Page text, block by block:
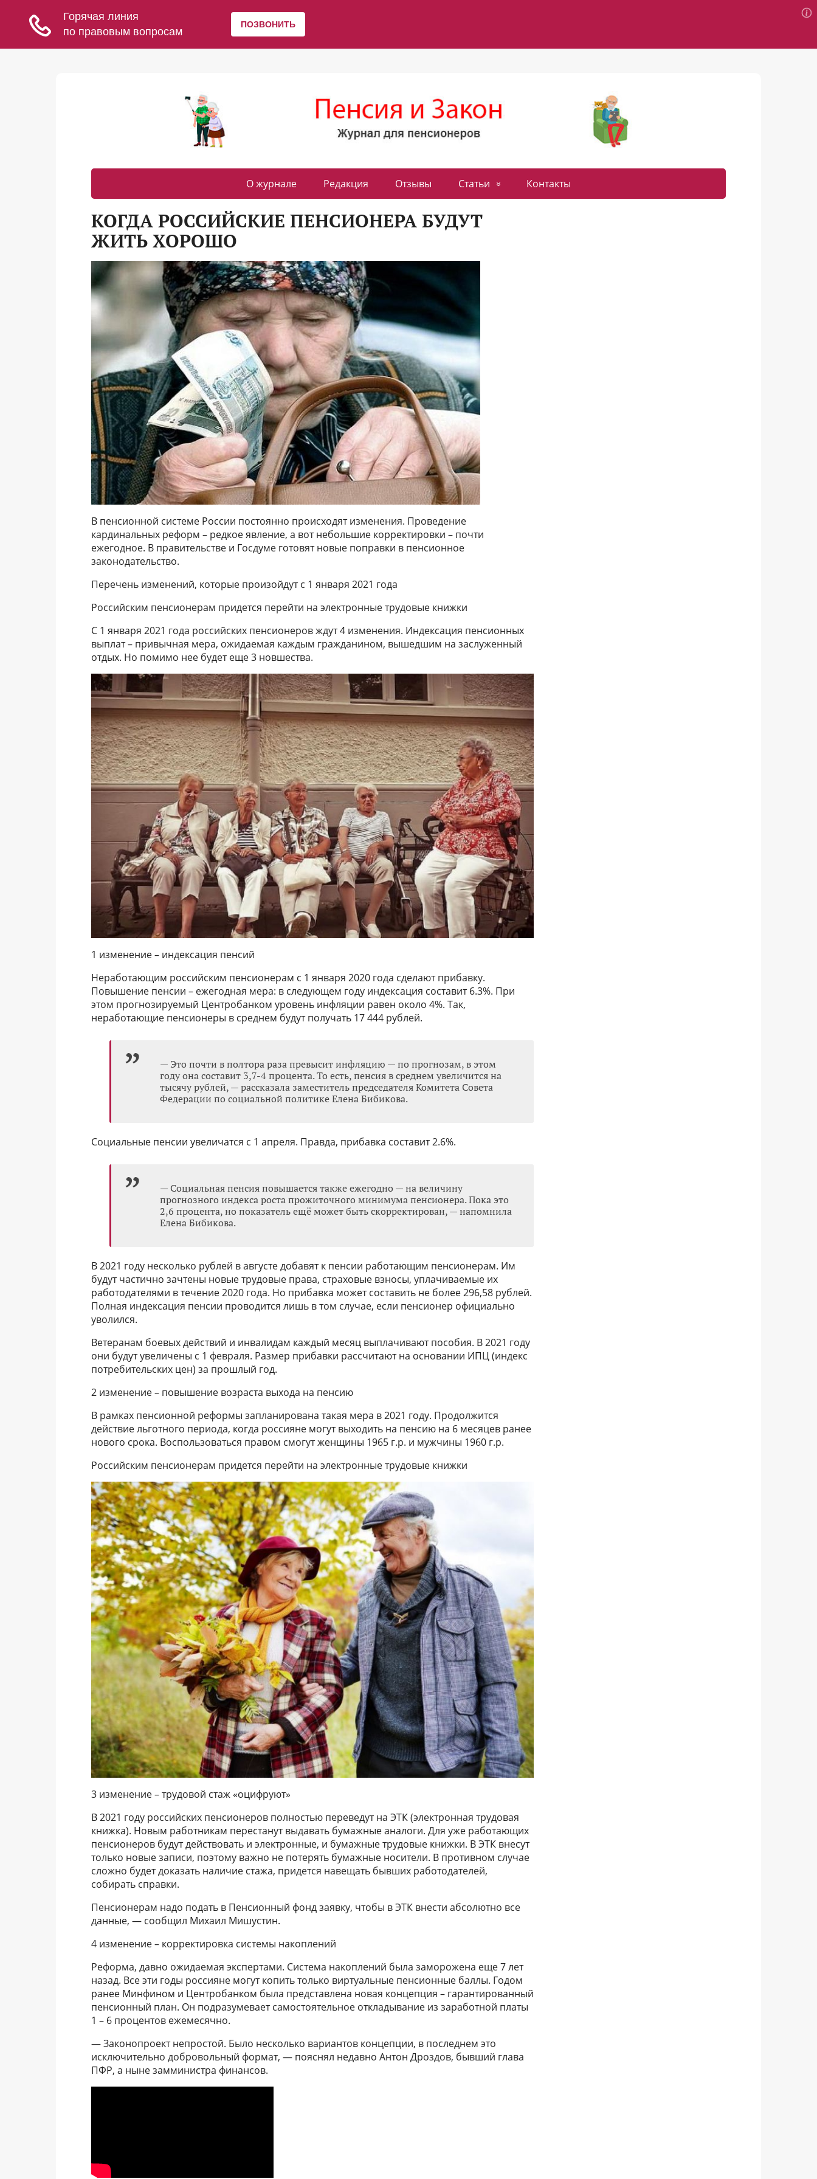
О журнале Редакция Отзывы Статьи Контакты
КОГДА РОССИЙСКИЕ ПЕНСИОНЕРА БУДУТ
ЖИТЬ ХОРОШО
В пенсионной системе России постоянно происходят изменения. Проведение
кардинальных реформ – редкое явление, а вот небольшие корректировки – почти
ежегодное. В правительстве и Госдуме готовят новые поправки в пенсионное
законодательство.
Перечень изменений, которые произойдут с 1 января 2021 года
Российским пенсионерам придется перейти на электронные трудовые книжки
С 1 января 2021 года российских пенсионеров ждут 4 изменения. Индексация пенсионных
выплат – привычная мера, ожидаемая каждым гражданином, вышедшим на заслуженный
отдых. Но помимо нее будет еще 3 новшества.
1 изменение – индексация пенсий
Неработающим российским пенсионерам с 1 января 2020 года сделают прибавку.
Повышение пенсии – ежегодная мера: в следующем году индексация составит 6.3%. При
этом прогнозируемый Центробанком уровень инфляции равен около 4%. Так,
неработающие пенсионеры в среднем будут получать 17 444 рублей.
— Это почти в полтора раза превысит инфляцию — по прогнозам, в этом
году она составит 3,7-4 процента. То есть, пенсия в среднем увеличится на
тысячу рублей, — рассказала заместитель председателя Комитета Совета
Федерации по социальной политике Елена Бибикова.
Социальные пенсии увеличатся с 1 апреля. Правда, прибавка составит 2.6%.
— Социальная пенсия повышается также ежегодно — на величину
прогнозного индекса роста прожиточного минимума пенсионера. Пока это
2,6 процента, но показатель ещё может быть скорректирован, — напомнила
Елена Бибикова.
В 2021 году несколько рублей в августе добавят к пенсии работающим пенсионерам. Им
будут частично зачтены новые трудовые права, страховые взносы, уплачиваемые их
работодателями в течение 2020 года. Но прибавка может составить не более 296,58 рублей.
Полная индексация пенсии проводится лишь в том случае, если пенсионер официально
уволился.
Ветеранам боевых действий и инвалидам каждый месяц выплачивают пособия. В 2021 году
они будут увеличены с 1 февраля. Размер прибавки рассчитают на основании ИПЦ (индекс
потребительских цен) за прошлый год.
2 изменение – повышение возраста выхода на пенсию
В рамках пенсионной реформы запланирована такая мера в 2021 году. Продолжится
действие льготного периода, когда россияне могут выходить на пенсию на 6 месяцев ранее
нового срока. Воспользоваться правом смогут женщины 1965 г.р. и мужчины 1960 г.р.
Российским пенсионерам придется перейти на электронные трудовые книжки
3 изменение – трудовой стаж «оцифруют»
В 2021 году российских пенсионеров полностью переведут на ЭТК (электронная трудовая
книжка). Новым работникам перестанут выдавать бумажные аналоги. Для уже работающих
пенсионеров будут действовать и электронные, и бумажные трудовые книжки. В ЭТК внесут
только новые записи, поэтому важно не потерять бумажные носители. В противном случае
сложно будет доказать наличие стажа, придется навещать бывших работодателей,
собирать справки.
Пенсионерам надо подать в Пенсионный фонд заявку, чтобы в ЭТК внести абсолютно все
данные, — сообщил Михаил Мишустин.
4 изменение – корректировка системы накоплений
Реформа, давно ожидаемая экспертами. Система накоплений была заморожена еще 7 лет
назад. Все эти годы россияне могут копить только виртуальные пенсионные баллы. Годом
ранее Минфином и Центробанком была представлена новая концепция – гарантированный
пенсионный план. Он подразумевает самостоятельное откладывание из заработной платы
1 – 6 процентов ежемесячно.
— Законопроект непростой. Было несколько вариантов концепции, в последнем это
исключительно добровольный формат, — пояснял недавно Антон Дроздов, бывший глава
ПФР, а ныне замминистра финансов.